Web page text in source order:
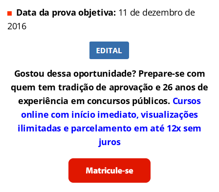
Data da prova objetiva: 11 de dezembro de
2016
Gostou dessa oportunidade? Prepare-se com
quem tem tradição de aprovação e 26 anos de
experiência em concursos públicos. Cursos
online com início imediato, visualizações
ilimitadas e parcelamento em até 12x sem
juros